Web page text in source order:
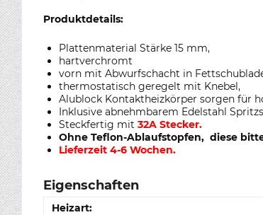
Produktdetails:
Plattenmaterial Stärke 15 mm,
hartverchromt
vorn mit Abwurfschacht in
thermostatisch geregelt mit Knebel,
Alublock Kontaktheizkörper sorgen für
Inklusive abnehmbarem Edelstahl
Steckfertig mit 32A Stecker.
Ohne Teflon-Ablaufstopfen, diese
Lieferzeit 4-6 Wochen.
Eigenschaften
Heizart: